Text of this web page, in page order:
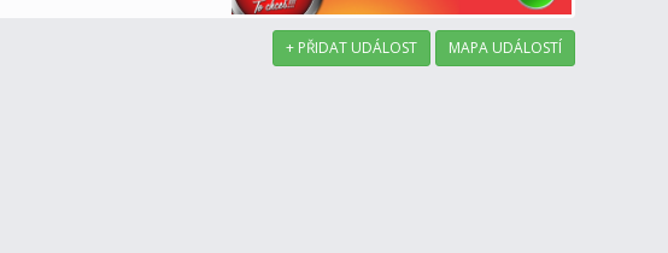
+ PŘIDAT UDÁLOST MAPA UDÁLOSTÍ